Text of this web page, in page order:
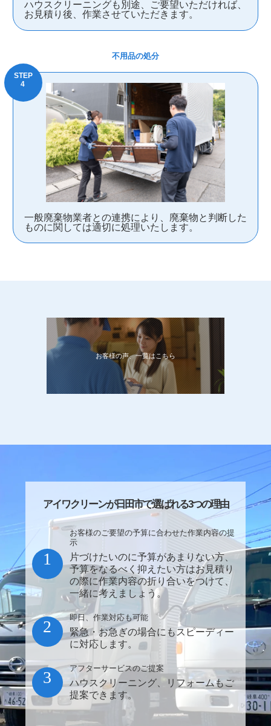
ハウスクリーニングも別途、ご要望いただければ、
お見積り後、作業させていただきます。
不用品の処分
一般廃棄物業者との連携により、廃棄物と判断した
ものに関しては適切に処理いたします。
お客様の声、一覧はこちら
アイワクリーンが日田市で選ばれる3つの理由
お客様のご要望の予算に合わせた作業内容の提
示
片づけたいのに予算があまりない方、
予算をなるべく抑えたい方はお見積り
の際に作業内容の折り合いをつけて、
一緒に考えましょう。
1
即日、作業対応も可能
緊急・お急ぎの場合にもスピーディー
に対応します。
2
アフターサービスのご提案
ハウスクリーニング、リフォームもご
提案できます。
3